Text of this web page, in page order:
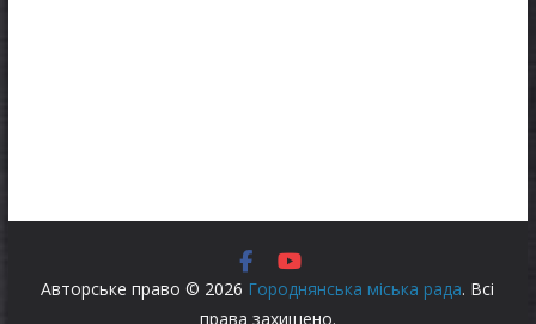
Авторське право © 2026 Городнянська міська рада. Всі
права захищено.